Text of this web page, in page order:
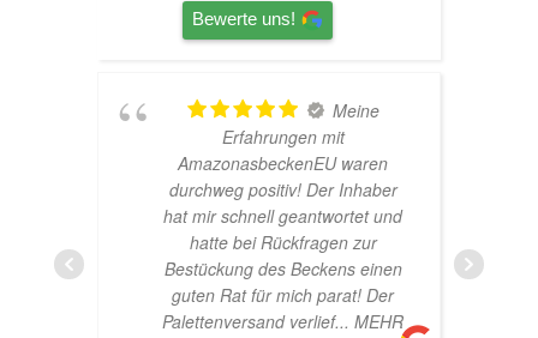
Bewerte uns!
Meine
Erfahrungen mit
AmazonasbeckenEU waren
durchweg positiv! Der Inhaber
hat mir schnell geantwortet und
hatte bei Rückfragen zur
Bestückung des Beckens einen
guten Rat für mich parat! Der
Palettenversand verlief... MEHR